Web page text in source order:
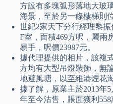
方設有多塊弧形落地大玻
海景，至於另一條樓梯則
世紀2家天下分行經理黎
F室，面積469方呎，屬兩
易手，呎價23987元。
據代理提供的相片，該複
方均有大型吊燈裝飾，無
地避風塘，以至維港煙花海
據了解，原業主於2013年
年至今沽售，賬面獲利558